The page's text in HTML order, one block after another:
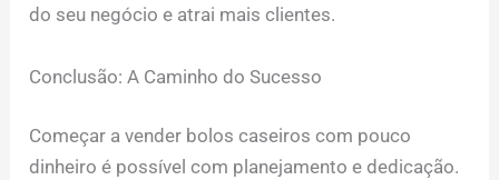
do seu negócio e atrai mais clientes.
Conclusão: A Caminho do Sucesso
Começar a vender bolos caseiros com pouco
dinheiro é possível com planejamento e dedicação.